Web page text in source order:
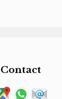
Contact